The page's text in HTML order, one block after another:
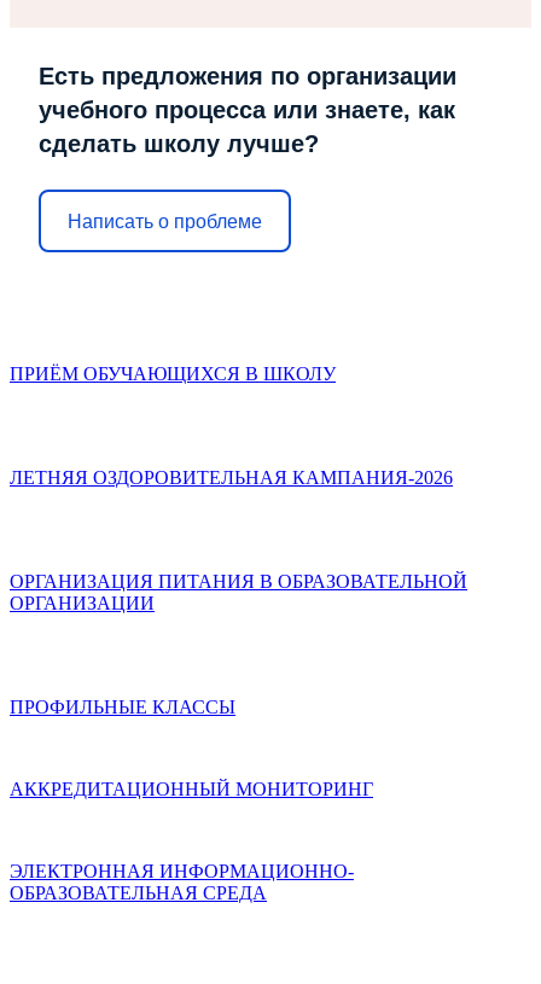
Есть предложения по организации
учебного процесса или знаете, как
сделать школу лучше?
Написать о проблеме
ПРИЁМ ОБУЧАЮЩИХСЯ В ШКОЛУ
ЛЕТНЯЯ ОЗДОРОВИТЕЛЬНАЯ КАМПАНИЯ-2026
ОРГАНИЗАЦИЯ ПИТАНИЯ В ОБРАЗОВАТЕЛЬНОЙ
ОРГАНИЗАЦИИ
ПРОФИЛЬНЫЕ КЛАССЫ
АККРЕДИТАЦИОННЫЙ МОНИТОРИНГ
ЭЛЕКТРОННАЯ ИНФОРМАЦИОННО-
ОБРАЗОВАТЕЛЬНАЯ СРЕДА